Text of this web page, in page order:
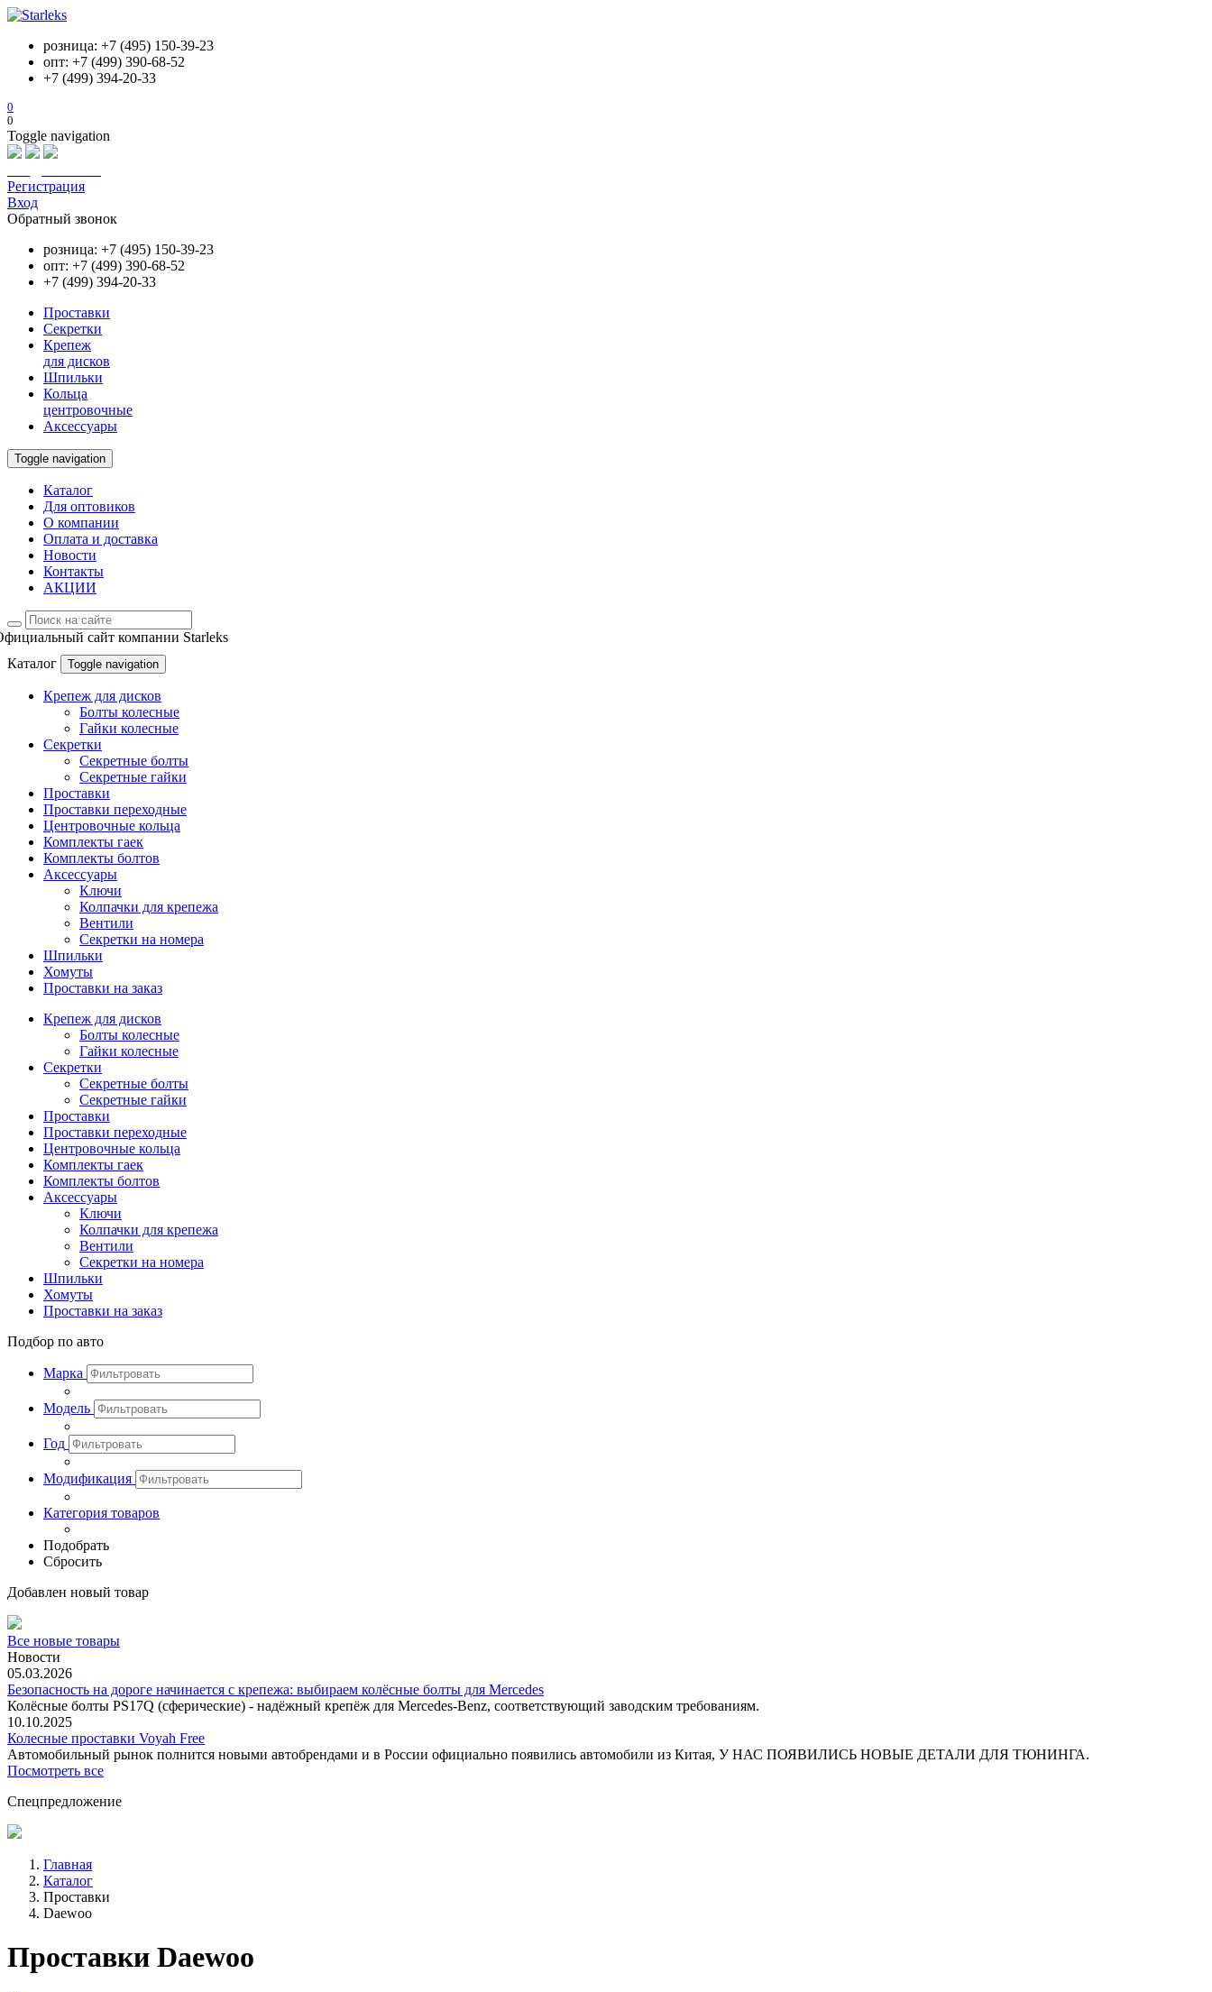
розница: +7 (495) 150-39-23
опт: +7 (499) 390-68-52
+7 (499) 394-20-33
0
0
Toggle navigation
Регистрация
Вход
Обратный звонок
розница: +7 (495) 150-39-23
опт: +7 (499) 390-68-52
+7 (499) 394-20-33
Проставки
Секретки
Крепеж
для дисков
Шпильки
Кольца
центровочные
Аксессуары
Toggle navigation
Каталог
Для оптовиков
О компании
Оплата и доставка
Новости
Контакты
АКЦИИ
сайт компании Starleks
Каталог
Toggle navigation
Крепеж для дисков
Болты колесные
Гайки колесные
Секретки
Секретные болты
Секретные гайки
Проставки
Проставки переходные
Центровочные кольца
Комплекты гаек
Комплекты болтов
Аксессуары
Ключи
Колпачки для крепежа
Вентили
Секретки на номера
Шпильки
Хомуты
Проставки на заказ
Крепеж для дисков
Болты колесные
Гайки колесные
Секретки
Секретные болты
Секретные гайки
Проставки
Проставки переходные
Центровочные кольца
Комплекты гаек
Комплекты болтов
Аксессуары
Ключи
Колпачки для крепежа
Вентили
Секретки на номера
Шпильки
Хомуты
Проставки на заказ
Подбор по авто
Марка
Модель
Год
Модификация
Категория товаров
Подобрать
Сбросить
Добавлен новый товар
Все новые товары
Новости
05.03.2026
Безопасность на дороге начинается с крепежа: выбираем колёсные болты для Mercedes
Колёсные болты PS17Q (сферические) - надёжный крепёж для Mercedes‑Benz, соответствующий заводским требованиям.
10.10.2025
Колесные проставки Voyah Free
Автомобильный рынок полнится новыми автобрендами и в России официально появились автомобили из Китая, У НАС ПОЯВИЛИСЬ НОВЫЕ ДЕТАЛИ ДЛЯ ТЮНИНГА.
Посмотреть все
Спецпредложение
Главная
Каталог
Проставки
Daewoo
Проставки Daewoo